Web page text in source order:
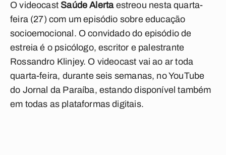
O videocast Saúde Alertaestreou nesta quarta-
feira (27) com um episódio sobre educação
socioemocional. O convidado do episódio de
estreia é o psicólogo, escritor e palestrante
Rossandro Klinjey. O videocast vai ao ar toda
quarta-feira, durante seis semanas, no YouTube
do Jornal da Paraíba, estando disponível também
em todas as plataformas digitais.